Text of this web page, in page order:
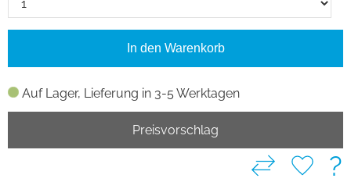
Auf Lager, Lieferung in 3-5 Werktagen
In den Warenkorb
Preisvorschlag
?